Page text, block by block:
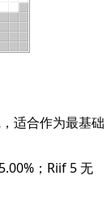
适合作为最基础
；Riif 5 无